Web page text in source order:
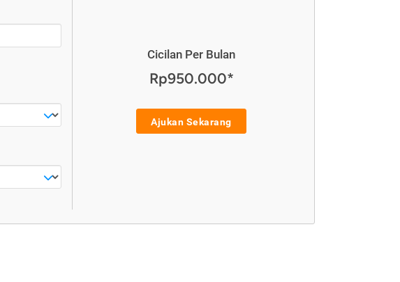
Cicilan Per Bulan
Rp950.000*
Ajukan Sekarang